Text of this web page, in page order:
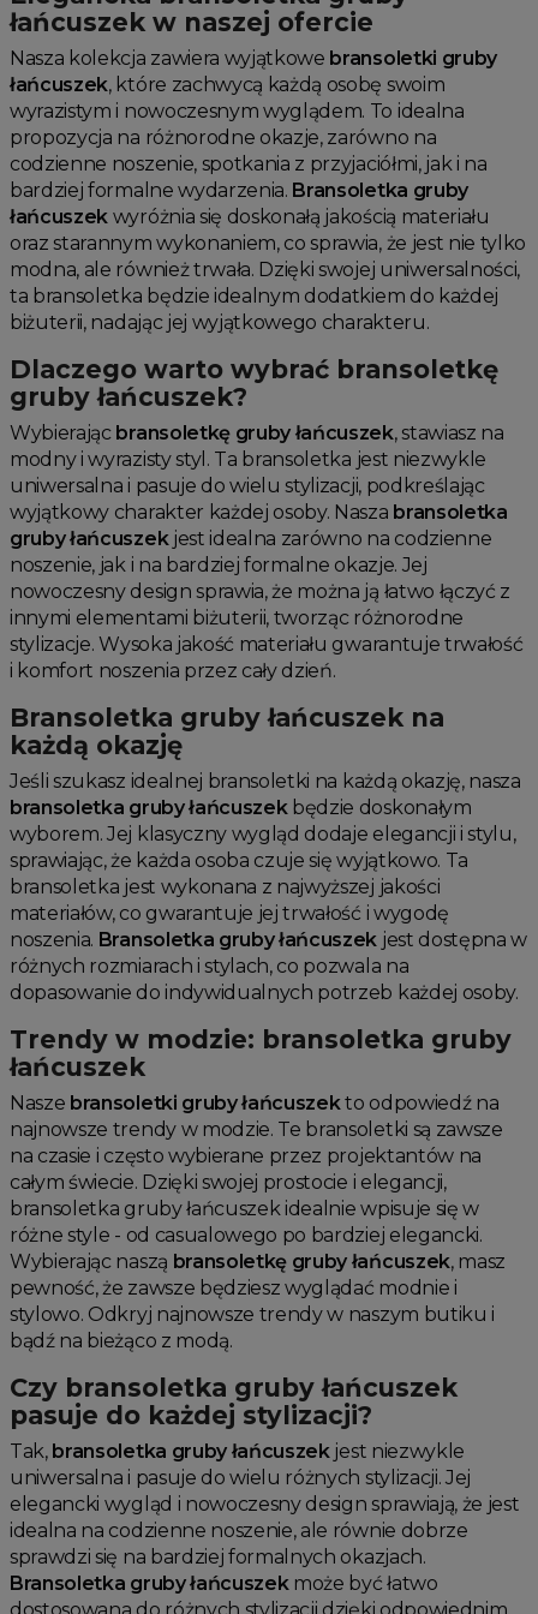
Jesienne Uroczystości
Zimowe Uroczystości
HOT SALE
Produkty Tygodnia
Różowy Październik
Black Friday
Cyber Monday
Black Week
Wyprzedaż noworoczna
łańcuszek w naszej ofercie
Nasza kolekcja zawiera wyjątkowe bransoletki gruby
łańcuszek, które zachwycą każdą osobę swoim
wyrazistym i nowoczesnym wyglądem. To idealna
propozycja na różnorodne okazje, zarówno na
codzienne noszenie, spotkania z przyjaciółmi, jak i na
bardziej formalne wydarzenia. Bransoletka gruby
łańcuszek wyróżnia się doskonałą jakością materiału
oraz starannym wykonaniem, co sprawia, że jest nie tylko
modna, ale również trwała. Dzięki swojej uniwersalności,
ta bransoletka będzie idealnym dodatkiem do każdej
biżuterii, nadając jej wyjątkowego charakteru.
Dlaczego warto wybrać bransoletkę
gruby łańcuszek?
Wybierając bransoletkę gruby łańcuszek, stawiasz na
modny i wyrazisty styl. Ta bransoletka jest niezwykle
uniwersalna i pasuje do wielu stylizacji, podkreślając
wyjątkowy charakter każdej osoby. Nasza bransoletka
gruby łańcuszekjest idealna zarówno na codzienne
noszenie, jak i na bardziej formalne okazje. Jej
nowoczesny design sprawia, że można ją łatwo łączyć z
innymi elementami biżuterii, tworząc różnorodne
stylizacje. Wysoka jakość materiału gwarantuje trwałość
i komfort noszenia przez cały dzień.
Bransoletka gruby łańcuszek na
każdą okazję
Jeśli szukasz idealnej bransoletki na każdą okazję, nasza
bransoletka gruby łańcuszekbędzie doskonałym
wyborem. Jej klasyczny wygląd dodaje elegancji i stylu,
sprawiając, że każda osoba czuje się wyjątkowo. Ta
bransoletka jest wykonana z najwyższej jakości
materiałów, co gwarantuje jej trwałość i wygodę
noszenia. Bransoletka gruby łańcuszek jest dostępna w
różnych rozmiarach i stylach, co pozwala na
dopasowanie do indywidualnych potrzeb każdej osoby.
Trendy w modzie: bransoletka gruby
łańcuszek
Nasze bransoletki gruby łańcuszekto odpowiedź na
najnowsze trendy w modzie. Te bransoletki są zawsze
na czasie i często wybierane przez projektantów na
całym świecie. Dzięki swojej prostocie i elegancji,
bransoletka gruby łańcuszek idealnie wpisuje się w
różne style - od casualowego po bardziej elegancki.
Wybierając naszą bransoletkę gruby łańcuszek, masz
pewność, że zawsze będziesz wyglądać modnie i
stylowo. Odkryj najnowsze trendy w naszym butiku i
bądź na bieżąco z modą.
Czy bransoletka gruby łańcuszek
pasuje do każdej stylizacji?
Tak, bransoletka gruby łańcuszekjest niezwykle
uniwersalna i pasuje do wielu różnych stylizacji. Jej
elegancki wygląd i nowoczesny design sprawiają, że jest
idealna na codzienne noszenie, ale równie dobrze
sprawdzi się na bardziej formalnych okazjach.
Bransoletka gruby łańcuszekmoże być łatwo